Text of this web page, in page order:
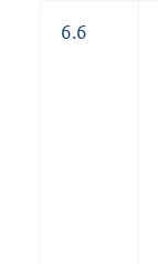
6.6